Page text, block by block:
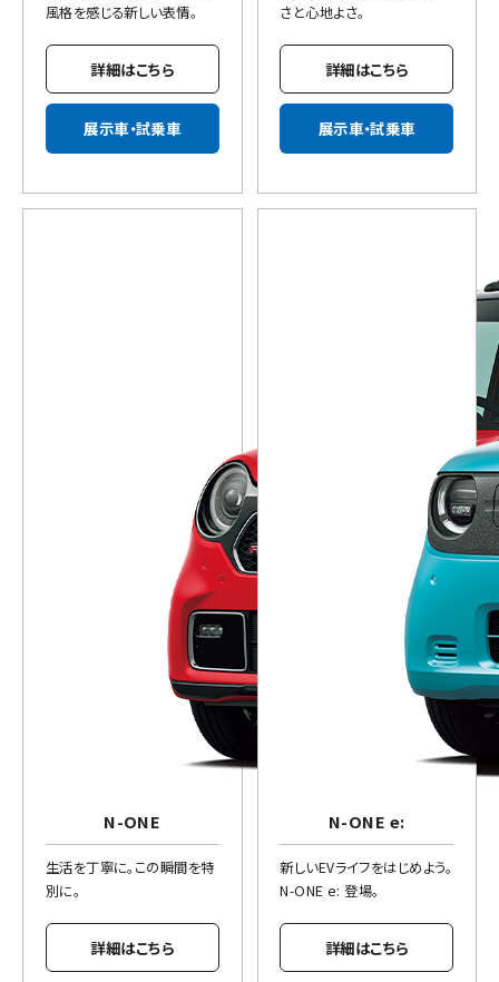
風格を感じる新しい表情。
詳細はこちら
展示車・試乗車
さと心地よさ。
詳細はこちら
展示車・試乗車
N-ONE
生活を丁寧に。この瞬間を特
別に。
詳細はこちら
N-ONE e:
新しいEVライフをはじめよう。
N-ONE e: 登場。
詳細はこちら